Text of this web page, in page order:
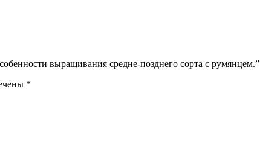
выращивания средне-позднего сорта с румянцем.”
*